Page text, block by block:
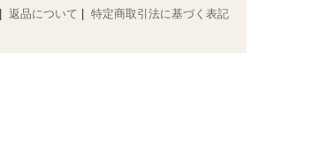
返品について 特定商取引法に基づく表記